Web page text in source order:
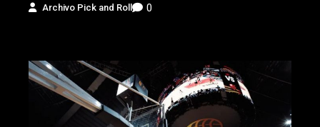
Archivo Pick and Roll
0